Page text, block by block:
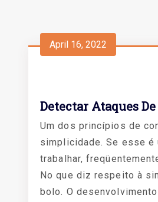
April 16, 2022
Detectar Ataques
Um dos princípios de
simplicidade. Se esse
trabalhar,
No que diz respeito à
bolo. O